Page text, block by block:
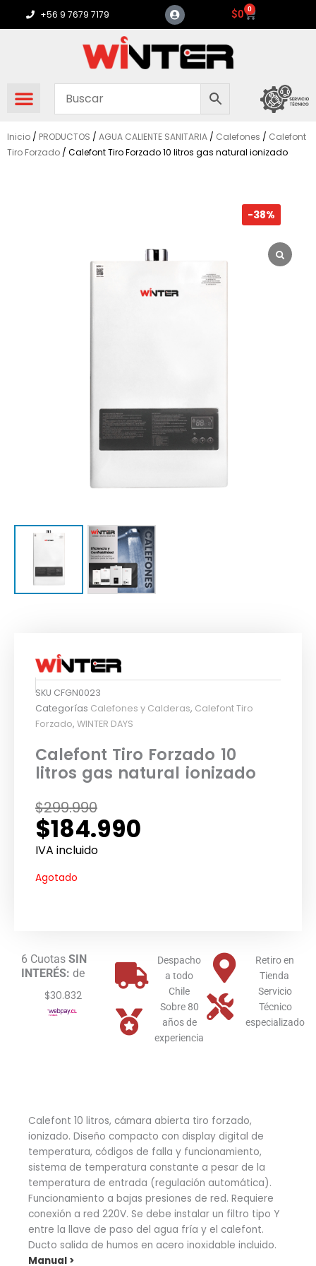
+56 9 7679 7179 $0 0
Carrito
Inicio / PRODUCTOS / AGUA CALIENTE SANITARIA / Calefones / Calefont
Tiro Forzado / Calefont Tiro Forzado 10 litros gas natural ionizado
-38%
SKU CFGN0023
Categorías Calefones y Calderas, Calefont Tiro
Forzado, WINTER DAYS
Calefont Tiro Forzado 10
litros gas natural ionizado
$299.990
El
precio
original
$299.990.
$184.990
El
precio
actual
$184.990.
IVA incluido
Agotado
6 Cuotas SIN
INTERÉS: de
$30.832
Despacho
a todo
Chile
Sobre 80
años de
experiencia
Retiro en
Tienda
Servicio
Técnico
especializado
Calefont 10 litros, cámara abierta tiro forzado,
ionizado. Diseño compacto con display digital de
temperatura, códigos de falla y funcionamiento,
sistema de temperatura constante a pesar de la
temperatura de entrada (regulación automática).
Funcionamiento a bajas presiones de red. Requiere
conexión a red 220V. Se debe instalar un filtro tipo Y
entre la llave de paso del agua fría y el calefont.
Ducto salida de humos en acero inoxidable incluido.
Manual >